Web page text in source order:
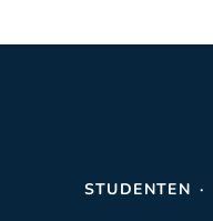
STUDENTEN ·